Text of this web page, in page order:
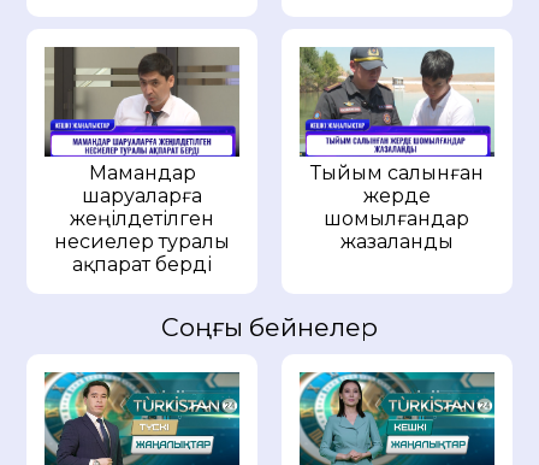
Мамандар
шаруаларға
жеңілдетілген
несиелер туралы
ақпарат берді
Тыйым салынған
жерде
шомылғандар
жазаланды
Соңғы бейнелер